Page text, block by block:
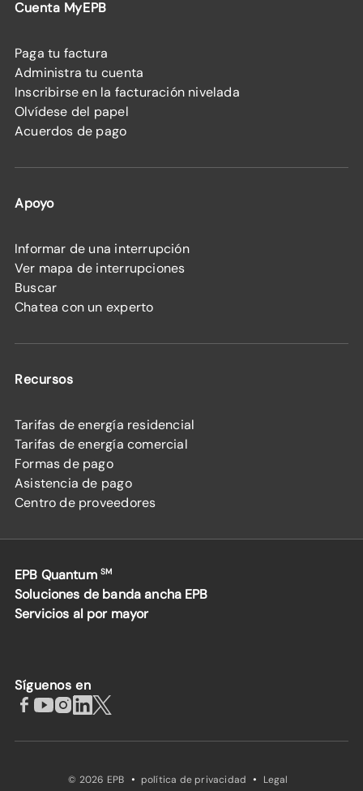
Cuenta MyEPB
Paga tu factura
Administra tu cuenta
Inscribirse en la facturación nivelada
Olvídese del papel
Acuerdos de pago
Apoyo
Informar de una interrupción
Ver mapa de interrupciones
Buscar
Chatea con un experto
Recursos
Tarifas de energía residencial
Tarifas de energía comercial
Formas de pago
Asistencia de pago
Centro de proveedores
EPB Quantum SM
Soluciones de banda ancha EPB
Servicios al por mayor
Síguenos en
© 2026 EPB · política de privacidad · Legal